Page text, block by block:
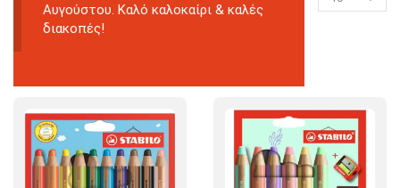
Αυγούστου. Καλό καλοκαίρι & καλές
διακοπές!